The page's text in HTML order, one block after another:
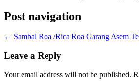
Post navigation
← Sambal Roa /Rica Roa Garang Asem
Leave a Reply
Your email address will not be published.